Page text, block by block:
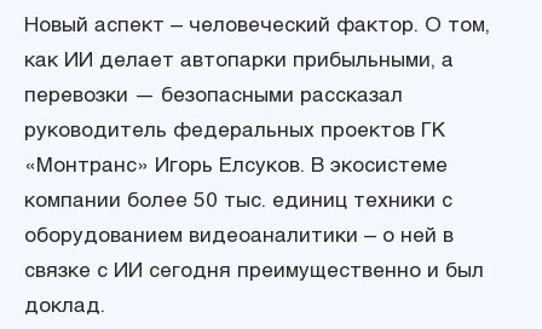
Новый аспект – человеческий фактор. О том,
как ИИ делает автопарки прибыльными, а
перевозки — безопасными рассказал
руководитель федеральных проектов ГК
«Монтранс» Игорь Елсуков. В экосистеме
компании более 50 тыс. единиц техники с
оборудованием видеоаналитики – о ней в
связке с ИИ сегодня преимущественно и был
доклад.